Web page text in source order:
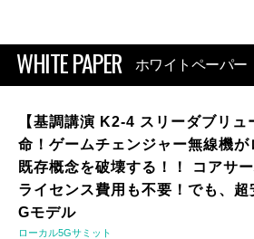
WHITE PAPER ホワイトペーパー
【基調講演 K2-4 スリーダブリュ
命！ゲームチェンジャー無線機
既存概念を破壊する！！ コアサ
ライセンス費用も不要！でも、
Gモデル
ローカル5Gサミット